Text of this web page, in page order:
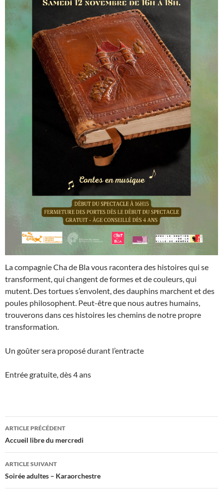
La compagnie Cha de Bla vous racontera des histoires qui se
transforment, qui changent de formes et de couleurs, qui
mutent. Des tortues s’envolent, des dauphins marchent et des
poules philosophent. Peut-être que nous autres humains,
trouverons dans ces histoires les chemins de notre propre
transformation.
Un goûter sera proposé durant l’entracte
Entrée gratuite, dès 4 ans
Navigation
des
articles
ARTICLE PRÉCÉDENT
Accueil libre du mercredi
ARTICLE SUIVANT
Soirée adultes – Karaorchestre